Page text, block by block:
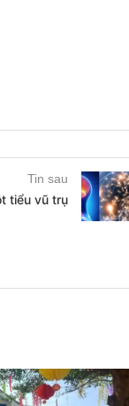
Tin sau
tiểu vũ trụ